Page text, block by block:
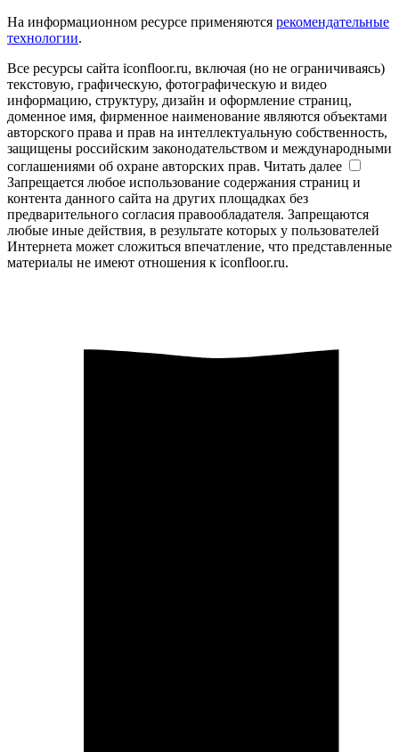
На информационном ресурсе применяются рекомендательные
технологии.
Все ресурсы сайта iconfloor.ru, включая (но не ограничиваясь)
текстовую, графическую, фотографическую и видео
информацию, структуру, дизайн и оформление страниц,
доменное имя, фирменное наименование являются объектами
авторского права и прав на интеллектуальную собственность,
защищены российским законодательством и международными
соглашениями об охране авторских прав. Читать далее
Запрещается любое использование содержания страниц и
контента данного сайта на других площадках без
предварительного согласия правообладателя. Запрещаются
любые иные действия, в результате которых у пользователей
Интернета может сложиться впечатление, что представленные
материалы не имеют отношения к iconfloor.ru.